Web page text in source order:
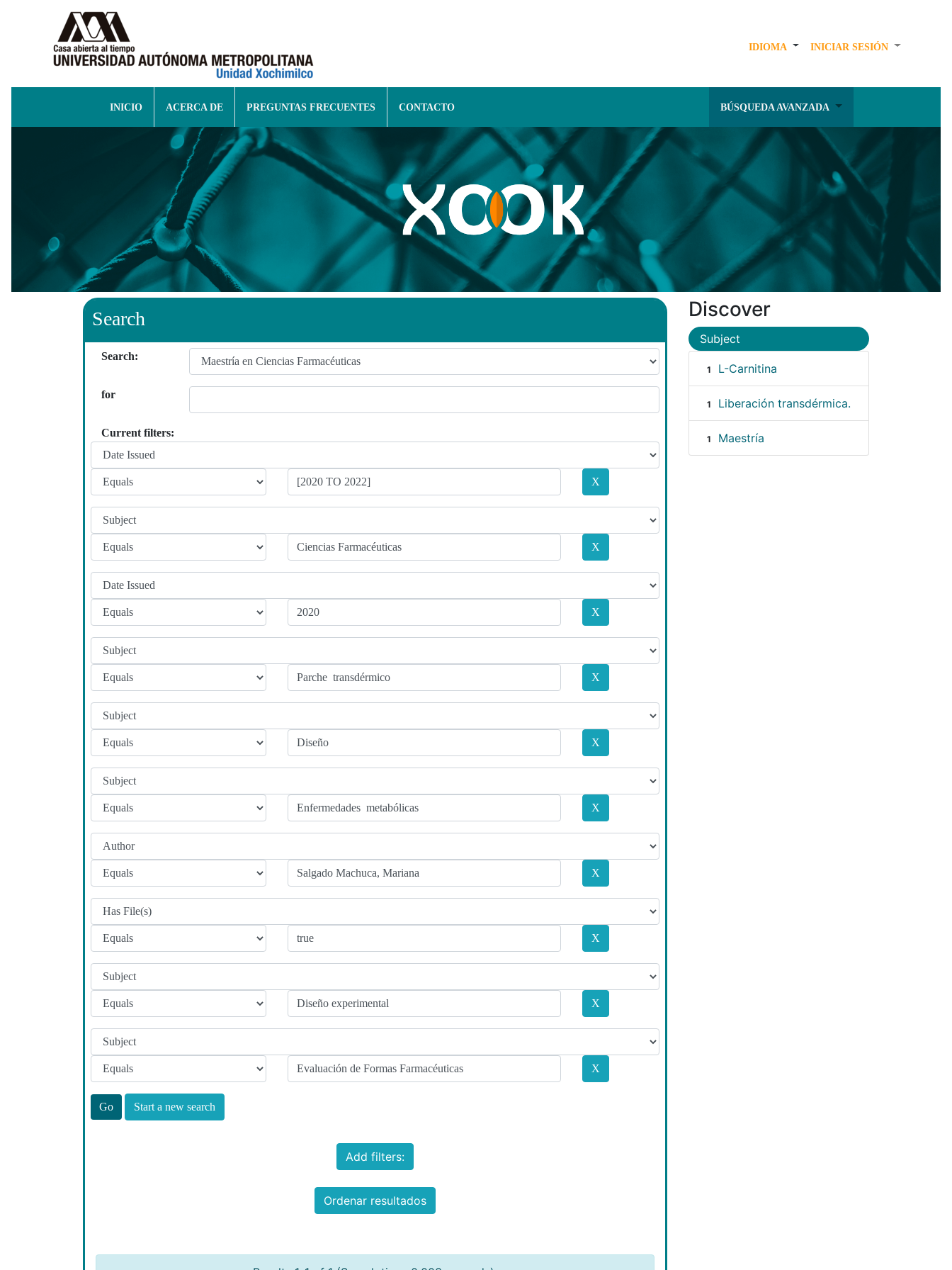
IDIOMA INICIAR SESIÓN
INICIO ACERCA DE PREGUNTAS FRECUENTES CONTACTO BÚSQUEDA AVANZADA
Search
Search:
for
Current filters:
Start a new search
Add filters:
Ordenar resultados
Discover
Subject
1 L-Carnitina
1 Liberación transdérmica.
1 Maestría